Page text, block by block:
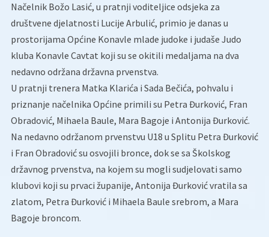
Načelnik Božo Lasić, u pratnji voditeljice odsjeka za
društvene djelatnosti Lucije Arbulić, primio je danas u
prostorijama Općine Konavle mlade judoke i judaše Judo
kluba Konavle Cavtat koji su se okitili medaljama na dva
nedavno održana državna prvenstva.
U pratnji trenera Matka Klarića i Sada Bečića, pohvalu i
priznanje načelnika Općine primili su Petra Đurković, Fran
Obradović, Mihaela Baule, Mara Bagoje i Antonija Đurković.
Na nedavno održanom prvenstvu U18 u Splitu Petra Đurković
i Fran Obradović su osvojili bronce, dok se sa Školskog
državnog prvenstva, na kojem su mogli sudjelovati samo
klubovi koji su prvaci županije, Antonija Đurković vratila sa
zlatom, Petra Đurković i Mihaela Baule srebrom, a Mara
Bagoje broncom.